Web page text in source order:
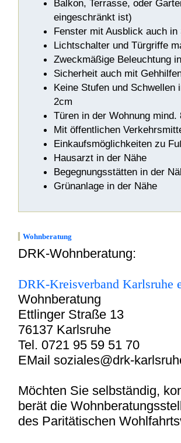
Balkon, Terrasse, oder
eingeschränkt ist)
Fenster mit Ausblick auch in
Lichtschalter und Türgriffe
Zweckmäßige Beleuchtung
Sicherheit auch mit
Keine Stufen und
2cm
Türen in der Wohnung
Mit öffentlichen
Einkaufsmöglichkeiten zu
Hausarzt in der Nähe
Begegnungsstätten in der
Grünanlage in der Nähe
Wohnberatung
DRK-Wohnberatung:
DRK-Kreisverband Karlsruhe
Wohnberatung
Ettlinger Straße 13
76137 Karlsruhe
Tel. 0721 95 59 51 70
EMail soziales@drk-
Möchten Sie selbständig,
berät die
des Paritätischen